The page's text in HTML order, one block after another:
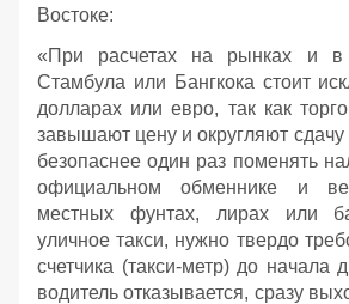
Востоке:
«При расчетах на рынках и в
Стамбула или Бангкока стоит
долларах или евро, так как
завышают цену и округляют
безопаснее один раз поменять
официальном обменнике и
местных фунтах, лирах или
уличное такси, нужно твердо
счетчика (такси-метр) до начала
водитель отказывается, сразу